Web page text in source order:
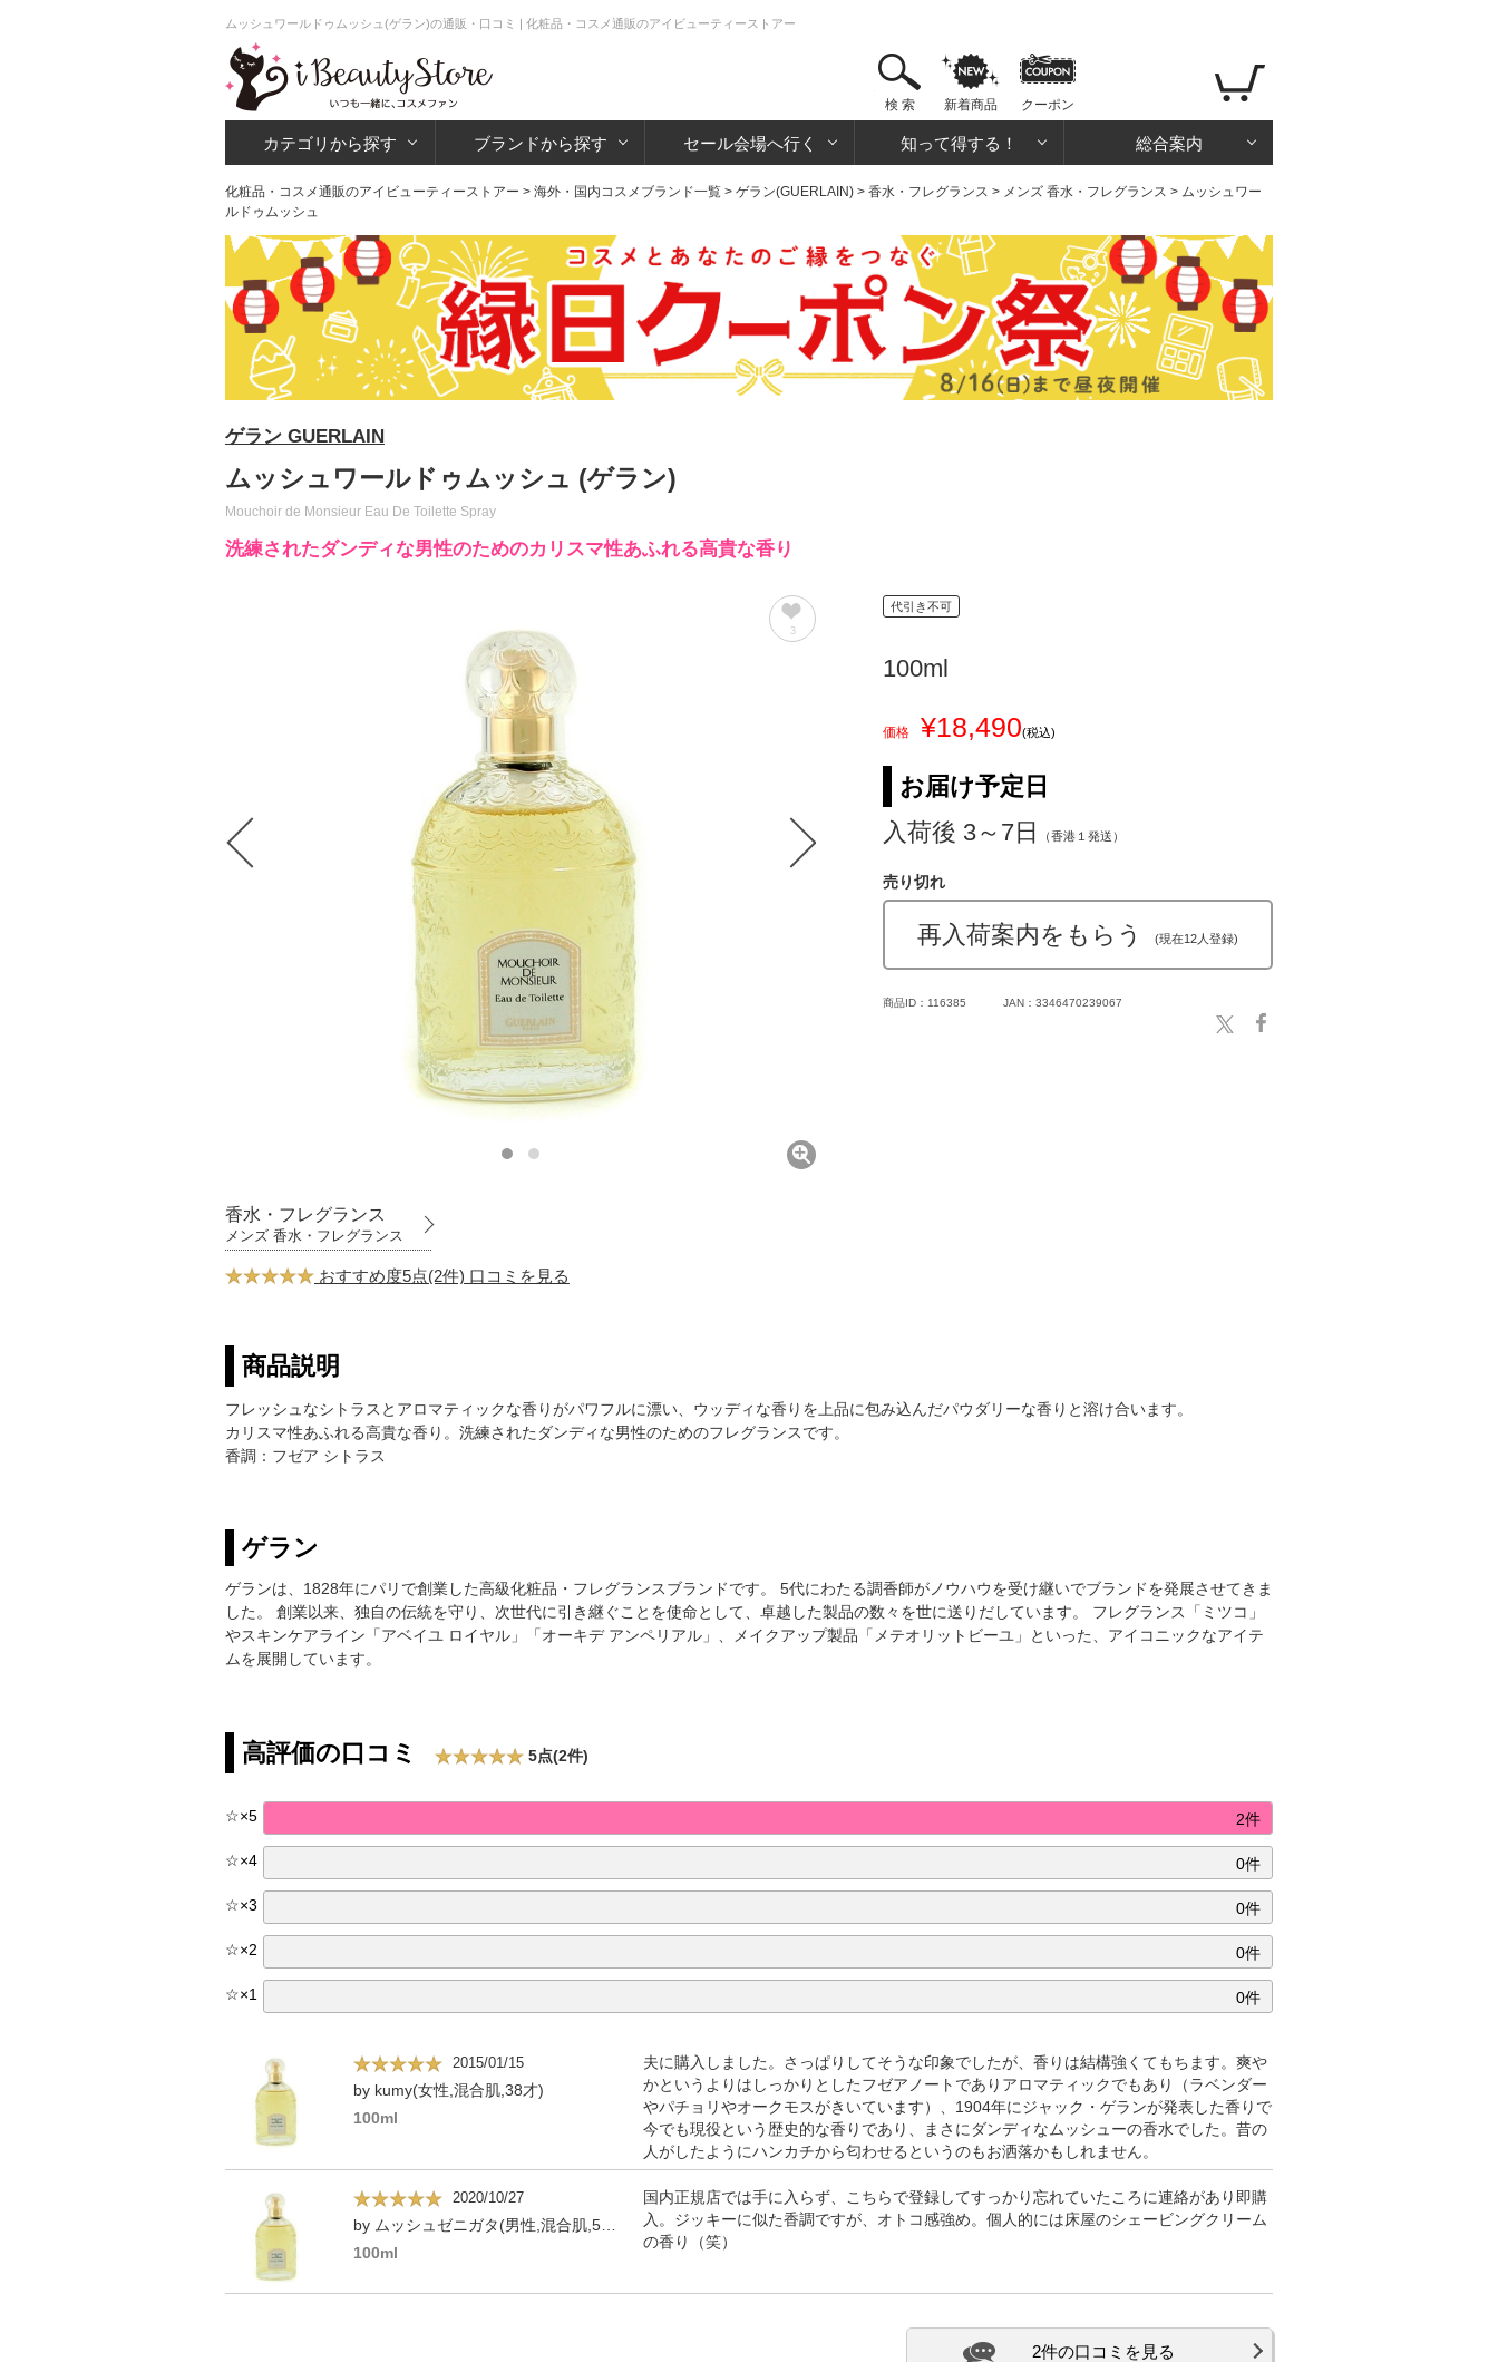
ムッシュワールドゥムッシュ(ゲラン)の通販・口コミ | 化粧品・コスメ通販のアイビューティーストアー
検 索 新着商品 クーポン
カテゴリから探す ブランドから探す セール会場へ行く 知って得する！ 総合案内
化粧品・コスメ通販のアイビューティーストアー > 海外・国内コスメブランド一覧 > ゲラン(GUERLAIN) > 香水・フレグランス > メンズ 香水・フレグランス > ムッシュワー
ルドゥムッシュ
ゲラン GUERLAIN
ムッシュワールドゥムッシュ (ゲラン)
Mouchoir de Monsieur Eau De Toilette Spray
洗練されたダンディな男性のためのカリスマ性あふれる高貴な香り
3
香水・フレグランス
メンズ 香水・フレグランス
おすすめ度5点(2件) 口コミを見る
代引き不可
100ml
価格 ¥18,490(税込)
お届け予定日
入荷後 3～7日
（香港１発送）
売り切れ
再入荷案内をもらう (現在12人登録)
商品ID：116385 JAN：3346470239067
商品説明
フレッシュなシトラスとアロマティックな香りがパワフルに漂い、ウッディな香りを上品に包み込んだパウダリーな香りと溶け合います。
カリスマ性あふれる高貴な香り。洗練されたダンディな男性のためのフレグランスです。
香調：フゼア シトラス
ゲラン
ゲランは、1828年にパリで創業した高級化粧品・フレグランスブランドです。 5代にわたる調香師がノウハウを受け継いでブランドを発展させてきま
した。 創業以来、独自の伝統を守り、次世代に引き継ぐことを使命として、卓越した製品の数々を世に送りだしています。 フレグランス「ミツコ」
やスキンケアライン「アベイユ ロイヤル」「オーキデ アンペリアル」、メイクアップ製品「メテオリットビーユ」といった、アイコニックなアイテ
ムを展開しています。
高評価の口コミ 5点(2件)
☆×5 2件
☆×4 0件
☆×3 0件
☆×2 0件
☆×1 0件
2015/01/15
by kumy(女性,混合肌,38才)
100ml
夫に購入しました。さっぱりしてそうな印象でしたが、香りは結構強くてもちます。爽や
かというよりはしっかりとしたフゼアノートでありアロマティックでもあり（ラベンダー
やパチョリやオークモスがきいています）、1904年にジャック・ゲランが発表した香りで
今でも現役という歴史的な香りであり、まさにダンディなムッシューの香水でした。昔の
人がしたようにハンカチから匂わせるというのもお洒落かもしれません。
2020/10/27
100ml
国内正規店では手に入らず、こちらで登録してすっかり忘れていたころに連絡があり即購
入。ジッキーに似た香調ですが、オトコ感強め。個人的には床屋のシェービングクリーム
の香り（笑）
2件の口コミを見る